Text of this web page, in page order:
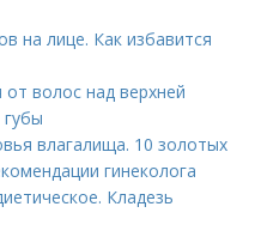
на лице. Как избавится
волос над верхней
влагалища. 10 золотых
гинеколога
Кладезь